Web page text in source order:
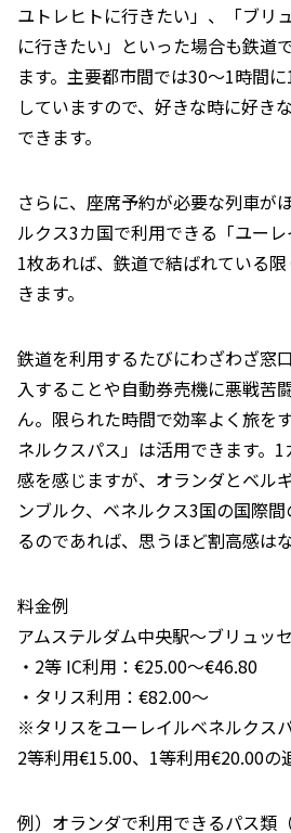
ユトレヒトに行きたい」、「ブリ
に行きたい」といった場合も鉄道
ます。主要都市間では30～1時間
していますので、好きな時に好き
できます。
さらに、座席予約が必要な列車が
ルクス3カ国で利用できる「ユーレ
1枚あれば、鉄道で結ばれている
きます。
鉄道を利用するたびにわざわざ窓
入することや自動券売機に悪戦苦
ん。限られた時間で効率よく旅を
ネルクスパス」は活用できます。
感を感じますが、オランダとベル
ンブルク、ベネルクス3国の国際
るのであれば、思うほど割高感は
料金例
アムステルダム中央駅～ブリュッ
・2等 IC利用：€25.00～€46.80
・タリス利用：€82.00～
※タリスをユーレイルベネルクス
2等利用€15.00、1等利用€20.00の
例）オランダで利用できるパス類